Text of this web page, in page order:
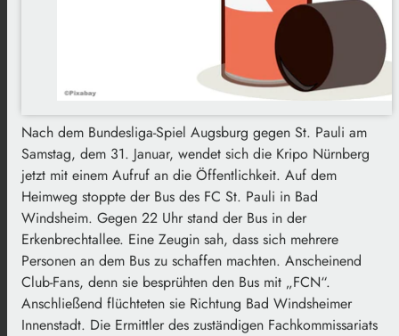
Nach dem Bundesliga-Spiel Augsburg gegen St. Pauli am
Samstag, dem 31. Januar, wendet sich die Kripo Nürnberg
jetzt mit einem Aufruf an die Öffentlichkeit. Auf dem
Heimweg stoppte der Bus des FC St. Pauli in Bad
Windsheim. Gegen 22 Uhr stand der Bus in der
Erkenbrechtallee. Eine Zeugin sah, dass sich mehrere
Personen an dem Bus zu schaffen machten. Anscheinend
Club-Fans, denn sie besprühten den Bus mit „FCN“.
Anschließend flüchteten sie Richtung Bad Windsheimer
Innenstadt. Die Ermittler des zuständigen Fachkommissariats